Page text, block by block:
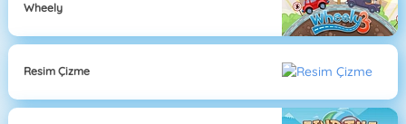
Wheely
Resim Çizme